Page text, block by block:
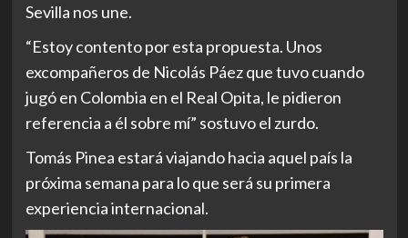
Sevilla nos une.
“Estoy contento por esta propuesta. Unos
excompañeros de Nicolás Páez que tuvo cuando
jugó en Colombia en el Real Opita, le pidieron
referencia a él sobre mí” sostuvo el zurdo.
Tomás Pinea estará viajando hacia aquel país la
próxima semana para lo que será su primera
experiencia internacional.